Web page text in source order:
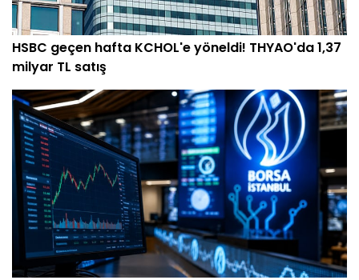
HSBC geçen hafta KCHOL'e yöneldi! THYAO'da 1,37
milyar TL satış